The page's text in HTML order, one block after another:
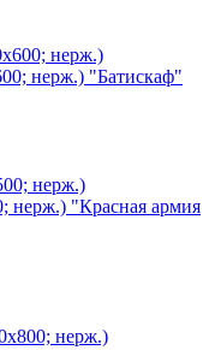
нерж.) "Батискаф"
"Красная армия